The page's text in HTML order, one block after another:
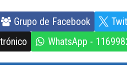
Grupo de Facebook
WhatsApp -